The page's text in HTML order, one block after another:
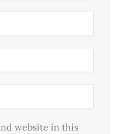
website in this